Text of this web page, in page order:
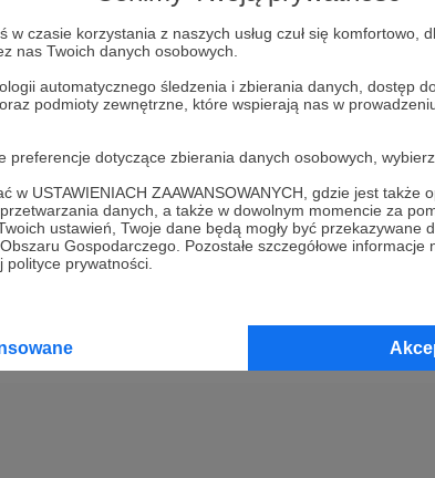
w czasie korzystania z naszych usług czuł się komfortowo,
nas Twoich danych osobowych.
automatycznego śledzenia i zbierania danych, dostęp
podmioty zewnętrzne, które wspierają nas w
dotyczące zbierania danych osobowych, wybierz
w USTAWIENIACH ZAAWANSOWANYCH, gdzie jest także
danych, a także w dowolnym momencie za
ustawień, Twoje dane będą mogły być przekazywane
Gospodarczego. Pozostałe szczegółowe
prywatności.
Kup kupon
2 Opłać wsparcie za
3 Prześlij wygenerowany